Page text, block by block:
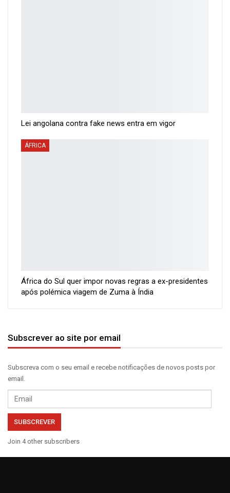
Lei angolana contra fake news entra em vigor
ÁFRICA
África do Sul quer impor novas regras a ex-presidentes
após polémica viagem de Zuma à Índia
Subscrever ao site por email
Subscreva com o seu email e recebe notificações de novos posts por
email.
Email
SUBSCREVER
Join 4 other subscribers